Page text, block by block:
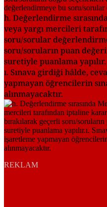
h. Değerlendirme
veya yargı mercileri
soru/sorular
soru/soruların puan
suretiyle puanlama yapılır.
ı. Sınava girdiği hâlde,
yapmayan öğrencilerin
alınmayacaktır.
REKLAM